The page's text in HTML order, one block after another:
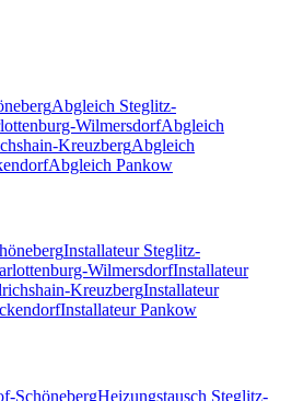
Abgleich Steglitz-
WilmersdorfAbgleich
KreuzbergAbgleich
Abgleich Pankow
Installateur Steglitz-
WilmersdorfInstallateur
KreuzbergInstallateur
Installateur Pankow
SchönebergHeizungstausch Steglitz-